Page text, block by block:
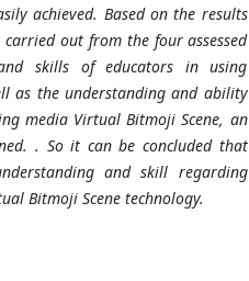
achieved. Based on the results
out from the four assessed
skills of educators in using
as the understanding and ability
media Virtual Bitmoji Scene, an
. So it can be concluded that
and skill regarding
Bitmoji Scene technology.